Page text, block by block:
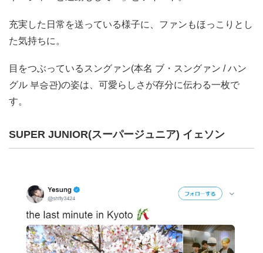
充実した日常を送っている様子に、ファンもほっこりとし
た気持ちに。
目をつぶっているスングァン(本名 ブ・スングァン / ハン
グル 부승관)の姿は、可愛らしさが存分に伝わる一枚で
す。
SUPER JUNIOR(スーパージュニア) イェソン